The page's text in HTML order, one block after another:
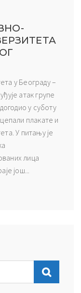
у Београду –
атак групе
у суботу
плакате и
У питању је
лица
још...